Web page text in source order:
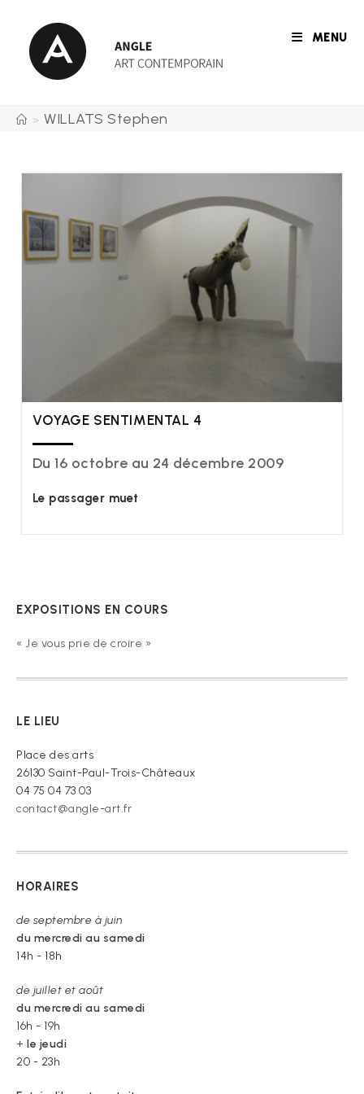
content
MENU
> WILLATS Stephen
VOYAGE SENTIMENTAL 4
Du 16 octobre au 24 décembre 2009
Le passager muet
EXPOSITIONS EN COURS
« Je vous prie de croire »
LE LIEU
Place des arts
26130 Saint-Paul-Trois-Châteaux
04 75 04 73 03
contact@angle-art.fr
HORAIRES
de septembre à juin
du mercredi au samedi
14h - 18h
de juillet et août
du mercredi au samedi
16h - 19h
+ le jeudi
20 - 23h